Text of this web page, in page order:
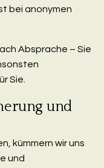
bei anonymen
Absprache – Sie
Sie.
und
kümmern wir uns
und